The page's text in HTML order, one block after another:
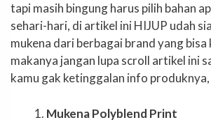
tapi masih bingung harus pilih bahan
sehari-hari, di artikel ini HIJUP udah
mukena dari berbagai brand yang bisa
makanya jangan lupa scroll artikel ini
kamu gak ketinggalan info produknya,
Mukena Polyblend Print